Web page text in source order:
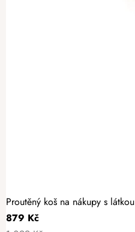
Proutěný koš na nákupy s látkou
879 Kč